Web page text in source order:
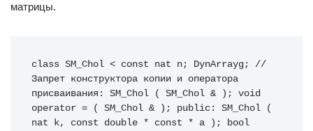
матрицы.
class SM_Chol < const nat n; DynArrayg; //
Запрет конструктора копии и оператора
присваивания: SM_Chol ( SM_Chol & ); void
operator = ( SM_Chol & ); public: SM_Chol (
nat k, const double * const * a ); bool